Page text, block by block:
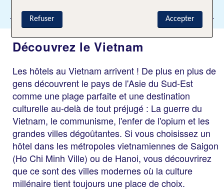
Découvrez le Vietnam
Les hôtels au Vietnam arrivent ! De plus en plus de
gens découvrent le pays de l'Asie du Sud-Est
comme une plage parfaite et une destination
culturelle au-delà de tout préjugé : La guerre du
Vietnam, le communisme, l'enfer de l'opium et les
grandes villes dégoûtantes. Si vous choisissez un
hôtel dans les métropoles vietnamiennes de Saigon
(Ho Chi Minh Ville) ou de Hanoi, vous découvrirez
que ce sont des villes modernes où la culture
millénaire tient toujours une place de choix.
Accepter
Refuser